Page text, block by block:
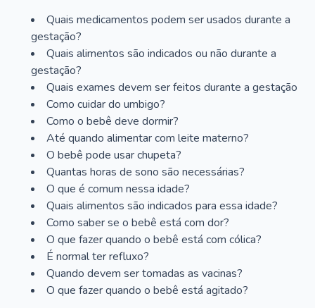
Quais medicamentos podem ser usados durante a
gestação?
Quais alimentos são indicados ou não durante a
gestação?
Quais exames devem ser feitos durante a gestação
Como cuidar do umbigo?
Como o bebê deve dormir?
Até quando alimentar com leite materno?
O bebê pode usar chupeta?
Quantas horas de sono são necessárias?
O que é comum nessa idade?
Quais alimentos são indicados para essa idade?
Como saber se o bebê está com dor?
O que fazer quando o bebê está com cólica?
É normal ter refluxo?
Quando devem ser tomadas as vacinas?
O que fazer quando o bebê está agitado?